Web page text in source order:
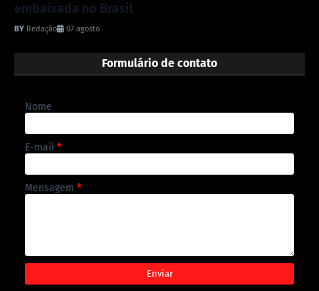
embaixada no Brasil
Redação 07 agosto
Formulário de contato
Nome
E-mail *
Mensagem *